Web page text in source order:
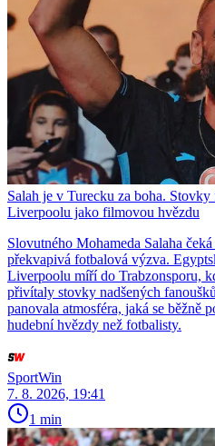
Salah je v Turecku za boha.
Liverpoolu jako filmovou hvězdu
Slovutného Mohameda Salaha
překvapivá fotbalová výzva.
Liverpoolu míří do Trabzonsporu,
přivítaly stovky nadšených
panovala atmosféra, jaká se běžně
hudební hvězdy než fotbalisty.
SportWin
7. 8. 2026, 19:41
1 min